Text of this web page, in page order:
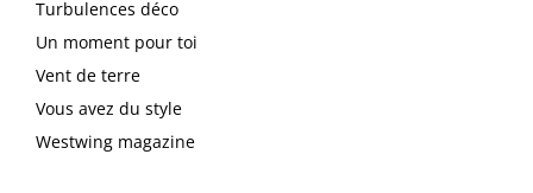
Turbulences déco
Un moment pour toi
Vent de terre
Vous avez du style
Westwing magazine